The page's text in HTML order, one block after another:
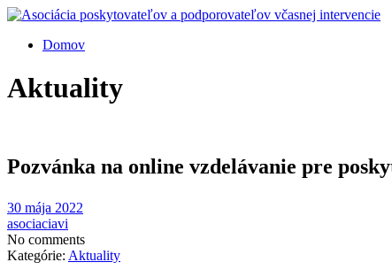
Domov
Aktuality
Pozvánka na online vzdelávanie pre
30 mája 2022
asociaciavi
No comments
Kategórie: Aktuality